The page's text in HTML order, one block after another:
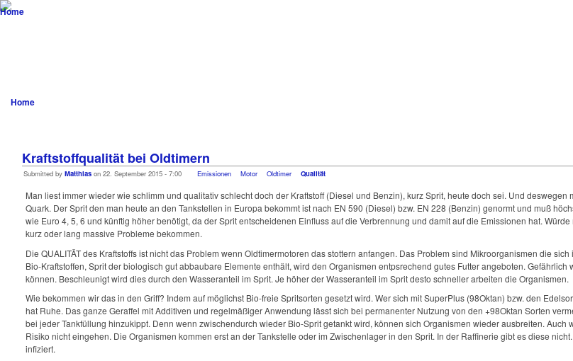
Home
Kraftstoffqualität bei Oldtimern
Submitted by Matthias on 22. September 2015 - 7:00 Emissionen Motor Oldtimer Qualität
Man liest immer wieder wie schlimm und qualitativ schlecht doch der Kraftstoff (Diesel und Benzin), kurz Sprit, heute doch sei. Und
Quark. Der Sprit den man heute an den Tankstellen in Europa bekommt ist nach EN 590 (Diesel) bzw. EN 228 (Benzin) genormt und muß
wie Euro 4, 5, 6 und künftig höher benötigt, da der Sprit entscheidenen Einfluss auf die Verbrennung und damit auf die Emissionen hat.
kurz oder lang massive Probleme bekommen.
Die QUALITÄT des Kraftstoffs ist nicht das Problem wenn Oldtimermotoren das stottern anfangen. Das Problem sind Mikroorganismen die
Bio-Kraftstoffen, Sprit der biologisch gut abbaubare Elemente enthält, wird den Organismen entpsrechend gutes Futter angeboten.
können. Beschleunigt wird dies durch den Wasseranteil im Sprit. Je höher der Wasseranteil im Sprit desto schneller arbeiten die Organismen.
Wie bekommen wir das in den Griff? Indem auf möglichst Bio-freie Spritsorten gesetzt wird. Wer sich mit SuperPlus (98Oktan) bzw. den
hat Ruhe. Das ganze Geraffel mit Additiven und regelmäßiger Anwendung lässt sich bei permanenter Nutzung von den +98Oktan Sorten
bei jeder Tankfüllung hinzukippt. Denn wenn zwischendurch wieder Bio-Sprit getankt wird, können sich Organismen wieder ausbreiten.
Risiko nicht eingehen. Die Organismen kommen erst an der Tankstelle oder im Zwischenlager in den Sprit. In der Raffinerie gibt es diese
infiziert.